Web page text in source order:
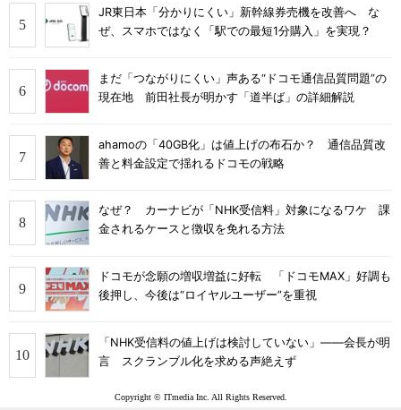
JR東日本「分かりにくい」新幹線券売機を改善へ な
ぜ、スマホではなく「駅での最短1分購入」を実現？
まだ「つながりにくい」声ある“ドコモ通信品質問題”の
現在地 前田社長が明かす「道半ば」の詳細解説
ahamoの「40GB化」は値上げの布石か？ 通信品質改
善と料金設定で揺れるドコモの戦略
なぜ？ カーナビが「NHK受信料」対象になるワケ 課
金されるケースと徴収を免れる方法
ドコモが念願の増収増益に好転 「ドコモMAX」好調も
後押し、今後は“ロイヤルユーザー”を重視
「NHK受信料の値上げは検討していない」――会長が明
言 スクランブル化を求める声絶えず
Copyright © ITmedia Inc. All Rights Reserved.